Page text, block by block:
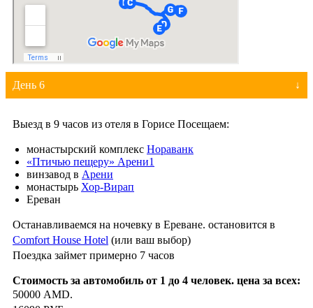
День 6
Выезд в 9 часов из отеля в Горисе Посещаем:
монастырский комплекс Нораванк
«Птичью пещеру» Арени1
винзавод в Арени
монастырь Хор-Вирап
Ереван
Останавливаемся на ночевку в Ереване. остановится в
Comfort House Hotel (или ваш выбор)
Поездка займет примерно 7 часов
50000 AMD.